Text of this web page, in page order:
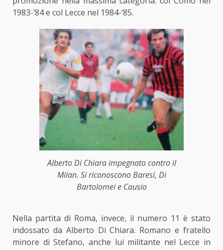
1983-‘84 e col Lecce nel 1984-‘85.
Alberto Di Chiara impegnato contro il
Milan. Si riconoscono Baresi, Di
Bartolomei e Causio
Nella partita di Roma, invece, il numero 11 è stato
indossato da Alberto Di Chiara. Romano e fratello
minore di Stefano, anche lui militante nel Lecce in